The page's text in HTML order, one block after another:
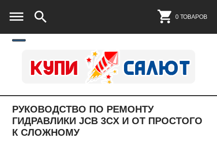
0 ТОВАРОВ
РУКОВОДСТВО ПО РЕМОНТУ
ГИДРАВЛИКИ JCB 3CX И ОТ ПРОСТОГО
К СЛОЖНОМУ